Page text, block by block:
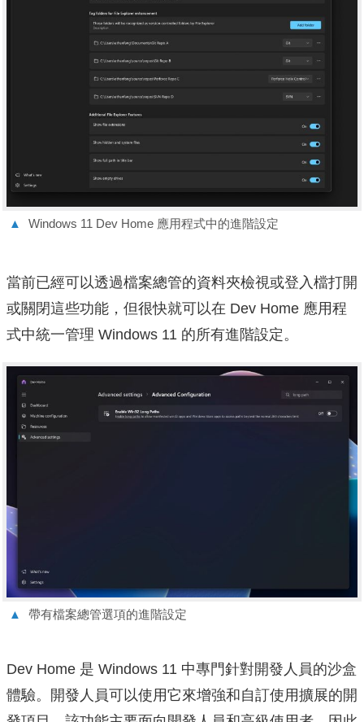
▲ Windows 11 Dev Home 應用程式中的進階設定
當前已經可以透過檔案總管的資料夾檢視或登入檔打開
或關閉這些功能，但很快就可以在 Dev Home 應用程
式中統一管理 Windows 11 的所有進階設定。
▲ 帶有檔案總管選項的進階設定
Dev Home 是 Windows 11 中專門針對開發人員的沙盒
體驗。開發人員可以使用它來增強和自訂使用擴展的開